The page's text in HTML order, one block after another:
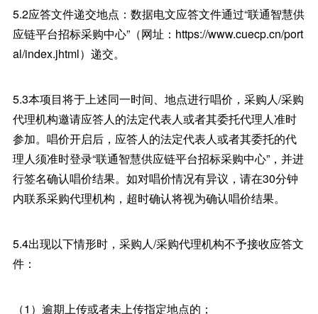
5.2应答文件递交地点：数据电文应答文件通过“联通智慧供
应链平台招标采购中心”（网址：https://www.cuecp.cn/port
al/index.jhtml）递交。
5.3本项目将于上述同一时间、地点进行唱价，采购人/采购
代理机构邀请应答人的法定代表人或者其委托代理人准时
参加。唱价开启后，应答人的法定代表人或者其委托的代
理人须准时登录“联通智慧供应链平台招标采购中心”，并进
行签名确认唱价结果。如对唱价情况有异议，请在30分钟
内联系采购代理机构，超时确认将视为确认唱价结果。
5.4出现以下情形时，采购人/采购代理机构不予接收应答文
件：
（1）逾期上传或者未上传指定地点的；